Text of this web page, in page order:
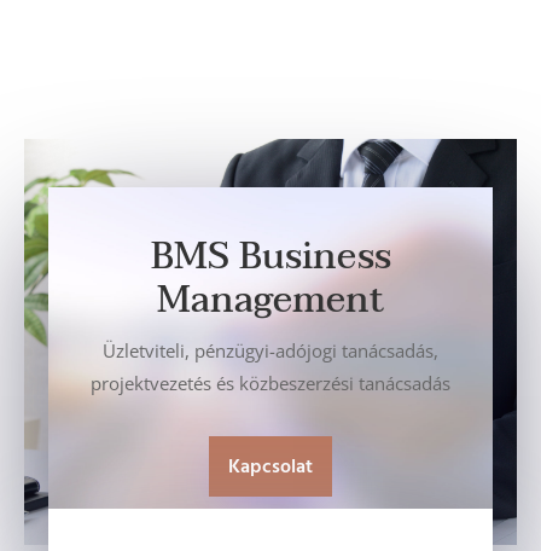
BMS Business
Management
Üzletviteli, pénzügyi-adójogi tanácsadás,
projektvezetés és közbeszerzési tanácsadás
Kapcsolat